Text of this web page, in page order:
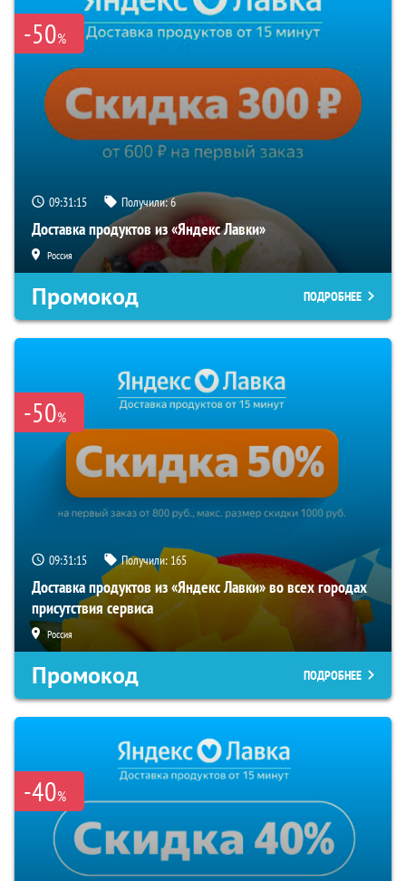
-50%
09:31:15 Получили:6
Доставка продуктов из «Яндекс Лавки»
Россия
Промокод ПОДРОБНЕЕ
-50%
09:31:15 Получили: 165
Доставка продуктов из «Яндекс Лавки» во всех городах
присутствия сервиса
Россия
Промокод ПОДРОБНЕЕ
-40%